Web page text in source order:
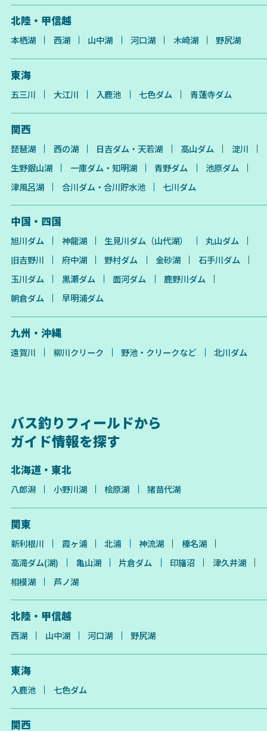
北陸・甲信越
本栖湖 西湖 山中湖 河口湖 木崎湖 野尻湖
東海
五三川 大江川 入鹿池 七色ダム 青蓮寺ダム
関西
琵琶湖 西の湖 日吉ダム・天若湖 高山ダム
淀川
生野銀山湖
一庫ダム・知明湖 青野ダム
池原ダム
津風呂湖
合川ダム・合川貯水池 七川ダム
中国・四国
旭川ダム 神龍湖 生見川ダム（山代湖）
丸山ダム
旧吉野川
府中湖 野村ダム 金砂湖
石手川ダム
玉川ダム
黒瀬ダム 面河ダム
鹿野川ダム
朝倉ダム
早明浦ダム
九州・沖縄
遠賀川 柳川クリーク 野池・クリークなど 北川ダム
バス釣りフィールドから
ガイド情報を探す
北海道・東北
八郎潟 小野川湖 桧原湖 猪苗代湖
関東
新利根川 霞ヶ浦 北浦 神流湖
榛名湖
高滝ダム(湖)
亀山湖 片倉ダム 印旛沼
津久井湖
相模湖
芦ノ湖
北陸・甲信越
西湖 山中湖 河口湖 野尻湖
東海
入鹿池 七色ダム
関西